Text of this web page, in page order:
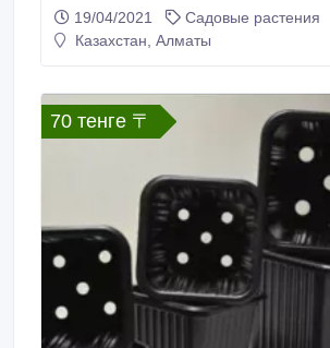
микрозельно на собственном
производство представляет
растения проявляют свои лучшие
качества.
19/04/2021
Садовые растения
Казахстан, Алматы
70 тенге 〒